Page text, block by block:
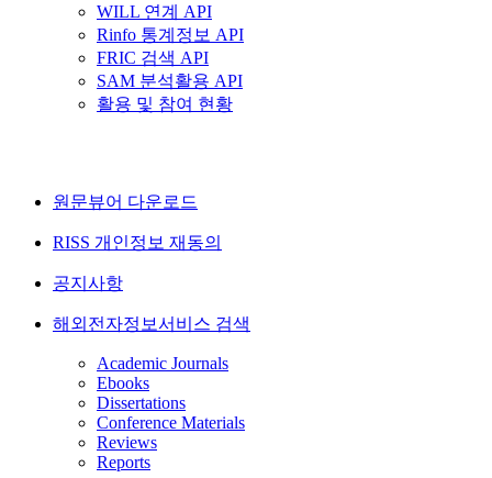
WILL 연계 API
Rinfo 통계정보 API
FRIC 검색 API
SAM 분석활용 API
활용 및 참여 현황
원문뷰어 다운로드
RISS 개인정보 재동의
공지사항
해외전자정보서비스 검색
Academic Journals
Ebooks
Dissertations
Conference Materials
Reviews
Reports